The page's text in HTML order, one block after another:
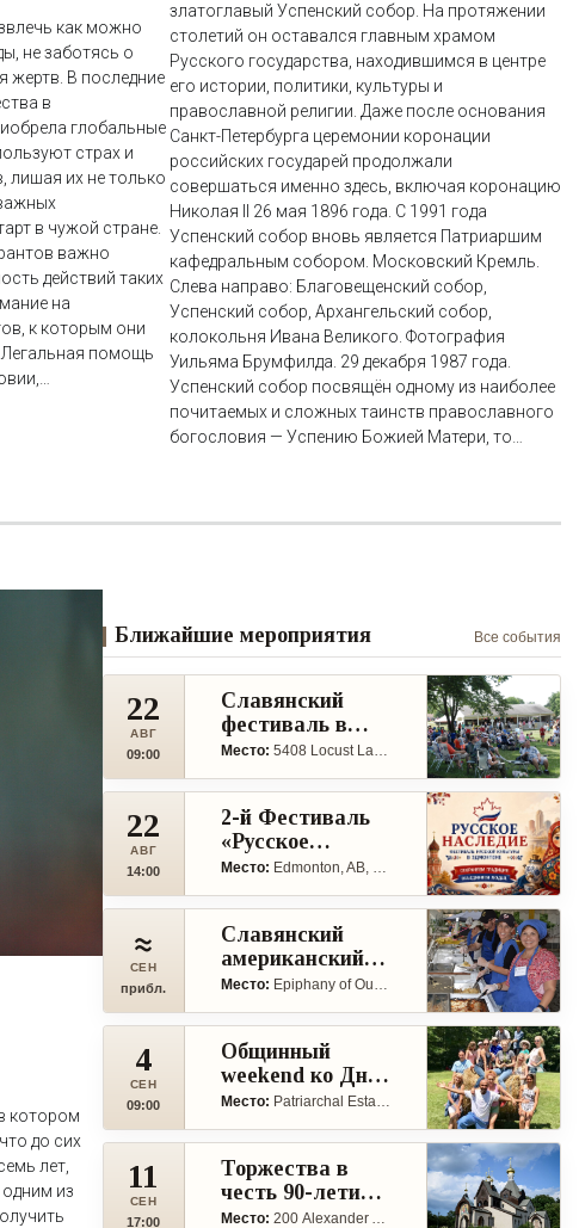
как можно
не заботясь о
жертв. В последние
в
глобальные
страх и
лишая их не только
в чужой стране.
важно
действий таких
на
к которым они
помощь
златоглавый Успенский собор. На протяжении
столетий он оставался главным храмом
Русского государства, находившимся в центре
его истории, политики, культуры и
православной религии. Даже после основания
Санкт-Петербурга церемонии коронации
российских государей продолжали
совершаться именно здесь, включая коронацию
Николая II 26 мая 1896 года. С 1991 года
Успенский собор вновь является Патриаршим
кафедральным собором. Московский Кремль.
Слева направо: Благовещенский собор,
Успенский собор, Архангельский собор,
колокольня Ивана Великого. Фотография
Уильяма Брумфилда. 29 декабря 1987 года.
Успенский собор посвящён одному из наиболее
почитаемых и сложных таинств православного
богословия — Успению Божией Матери, то…
котором
до сих
лет,
из
Ближайшие мероприятия Все события
22
АВГ
09:00
Славянский
фестиваль в
Harrisburg, PA
Место: 5408 Locust Lane, Harrisburg, PA, United States, Pennsylvania 17109
22
АВГ
14:00
2-й Фестиваль
«Русское
Наследие» в
Канаде
Место: Edmonton, AB, Canada
≈
СЕН
прибл.
Славянский
американский
фестиваль в
Аннандейле
Место: Epiphany of Our Lord Byzantine Catholic Church, 3410 Woodburn Rd, Annandale, VA 22003
4
СЕН
09:00
Общинный
weekend ко Дню
труда в Пайн-
Буш
Место: Patriarchal Estate, Pine Bush, NY
11
СЕН
17:00
Торжества в
честь 90-летия
основания Св.
Место: 200 Alexander Avenue, Howell, NJ 07731